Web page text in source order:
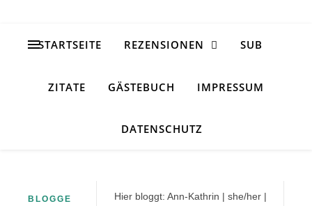
STARTSEITE REZENSIONEN SUB
ZITATE GÄSTEBUCH IMPRESSUM
DATENSCHUTZ
BLOGGERALLTAGHier bloggt: Ann-Kathrin | she/her |